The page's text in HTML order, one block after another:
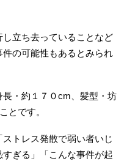
立ち去っていることなど
の可能性もあるとみられ
・約１７０cm、髪型・坊
とです。
トレス発散で弱い者いじ
ぎる」「こんな事件が起